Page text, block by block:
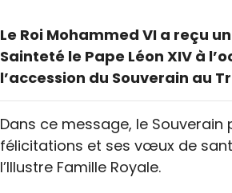
Le Roi Mohammed VI a reçu
Sainteté le Pape Léon XIV à
l’accession du Souverain au
Dans ce message, le
félicitations et ses vœux de
l’Illustre Famille Royale.